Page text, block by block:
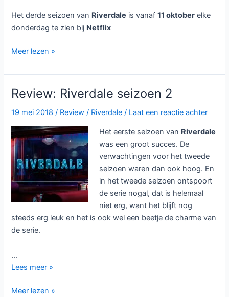
Het derde seizoen van Riverdale is vanaf11 oktober elke
donderdag te zien bij Netflix
Riverdale
3
wekelijks
bij
Netflix
Meer lezen »
Review: Riverdale seizoen 2
19 mei 2018/ Review / Riverdale / Laat een reactie achter
Het eerste seizoen van Riverdale
was een groot succes. De
verwachtingen voor het tweede
seizoen waren dan ook hoog. En
in het tweede seizoen ontspoort
de serie nogal, dat is helemaal
niet erg, want het blijft nog
steeds erg leuk en het is ook wel een beetje de charme van
de serie.
…
Review:
seizoen
Lees meer »
Review:
Meer lezen »